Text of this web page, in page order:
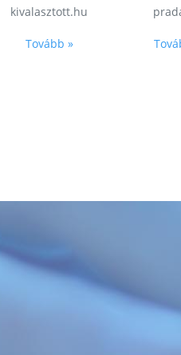
kivalasztott.hu
Tovább »